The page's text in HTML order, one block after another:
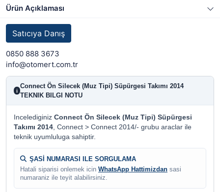
Ürün Açıklaması
Satıcıya Danış
0850 888 3673
info@otomert.com.tr
i
Connect Ön Silecek (Muz Tipi) Süpürgesi Takımı 2014
TEKNIK BILGI NOTU
Incelediginiz Connect Ön Silecek (Muz Tipi) Süpürgesi
Takımı 2014, Connect > Connect 2014/- grubu araclar ile
teknik uyumluluga sahiptir.
ŞASİ NUMARASI ILE SORGULAMA
Hatali siparisi onlemek icin WhatsApp Hattimizdan sasi
numaraniz ile teyit alabilirsiniz.